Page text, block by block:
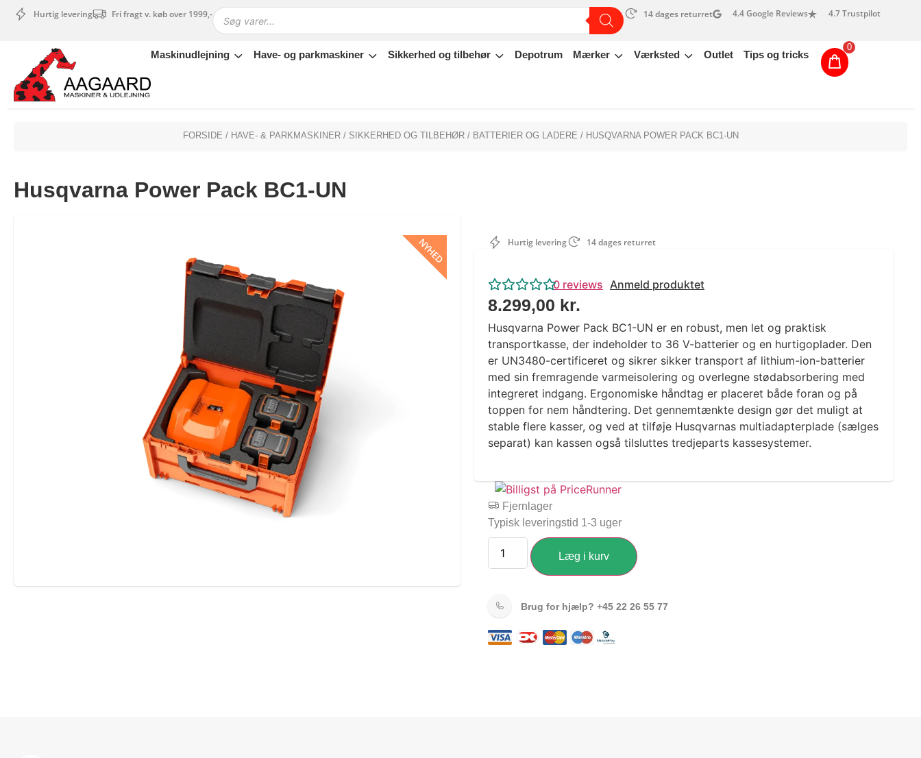
Hurtig levering Fri fragt v. køb over 1999,- 14 dages returret 4.4 Google Reviews 4.7 Trustpilot
Maskinudlejning Have- og parkmaskiner Sikkerhed og tilbehør Depotrum Mærker Værksted Outlet Tips og tricks
0
Maskinudlejning
Have- og parkmaskiner
Sikkerhed og tilbehør
Outlet
Tips og tricks
FORSIDE / HAVE- & PARKMASKINER/ SIKKERHED OG TILBEHØR/ BATTERIER OG LADERE / HUSQVARNA POWER PACK BC1-UN
Husqvarna Power Pack BC1-UN
NYHED Hurtig levering 14 dages returret
0 reviews Anmeld produktet
8.299,00 kr.
Husqvarna Power Pack BC1-UN er en robust, men let og praktisk
transportkasse, der indeholder to 36 V-batterier og en hurtigoplader. Den
er UN3480-certificeret og sikrer sikker transport af lithium-ion-batterier
med sin fremragende varmeisolering og overlegne stødabsorbering med
integreret indgang. Ergonomiske håndtag er placeret både foran og på
toppen for nem håndtering. Det gennemtænkte design gør det muligt at
stable flere kasser, og ved at tilføje Husqvarnas multiadapterplade (sælges
separat) kan kassen også tilsluttes tredjeparts kassesystemer.
Fjernlager
Typisk leveringstid 1-3 uger
Læg i kurv
Brug for hjælp? +45 22 26 55 77